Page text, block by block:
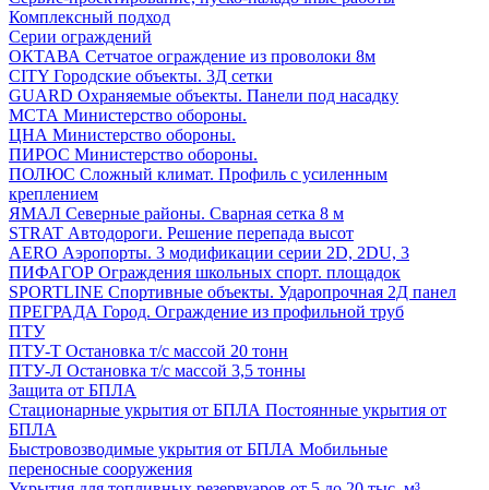
Комплексный подход
Серии ограждений
ОКТАВА Сетчатое ограждение из проволоки 8м
CITY Городские объекты. 3Д сетки
GUARD Охраняемые объекты. Панели под насадку
МСТА Министерство обороны.
ЦНА Министерство обороны.
ПИРОС Министерство обороны.
ПОЛЮС Сложный климат. Профиль с усиленным
креплением
ЯМАЛ Северные районы. Сварная сетка 8 м
STRAT Автодороги. Решение перепада высот
AERO Аэропорты. 3 модификации серии 2D, 2DU, 3
ПИФАГОР Ограждения школьных спорт. площадок
SPORTLINE Спортивные объекты. Ударопрочная 2Д панел
ПРЕГРАДА Город. Ограждение из профильной труб
ПТУ
ПТУ-Т Остановка т/c массой 20 тонн
ПТУ-Л Остановка т/c массой 3,5 тонны
Защита от БПЛА
Стационарные укрытия от БПЛА Постоянные укрытия от
БПЛА
Быстровозводимые укрытия от БПЛА Мобильные
переносные сооружения